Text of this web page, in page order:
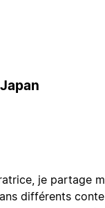
je partage
différents